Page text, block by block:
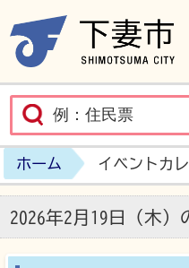
ホーム イベントカ
2026年2月19日（木